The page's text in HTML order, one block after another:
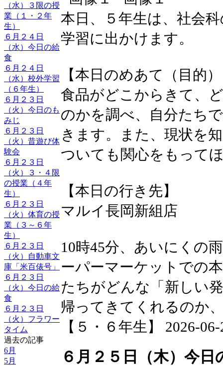
（水）３限の授
業（１・２年
生）
６月２４日
（水）今日の給
食
６月２４日
（水）校外学習
（６年生）
６月２３日
（火）今日のも
みじ
６月２３日
（火）昔遊び体
験会
６月２３日
（火）３・４限
の授業（４年
生）
６月２３日
（火）体育の授
業（３～６年
生）
６月２３日
（火）自動車文
庫「米百俵号」
６月２３日
（火）今日の給
食
６月２３日
（火）フラワー
タイム
過去の記事
6月
5月
本日、５年生は、社会
学習に出かけます。
【本日のめあて（目的
食品がどこからきて、
のかを調べ、自分たち
きます。また、現状を
ついても関心をもって
【本日の行き先】
マルイ長岡新組店
10時45分、あいにくの
ーパーマーケットでの
たちがどんな「新しい
帰ってきてくれるのか
【５・６年生】 2026-
６月２５日（木）今日